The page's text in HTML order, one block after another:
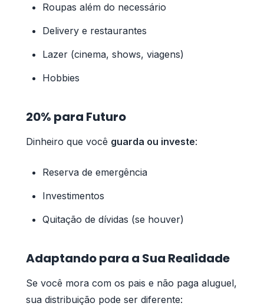
Roupas além do necessário
Delivery e restaurantes
Lazer (cinema, shows, viagens)
Hobbies
20% para Futuro
Dinheiro que você guarda ou investe:
Reserva de emergência
Investimentos
Quitação de dívidas (se houver)
Adaptando para a Sua Realidade
Se você mora com os pais e não paga aluguel,
sua distribuição pode ser diferente: